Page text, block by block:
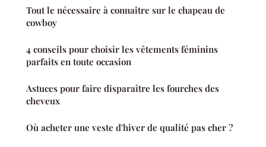
Tout le nécessaire à connaitre sur le chapeau de
cowboy
4 conseils pour choisir les vêtements féminins
parfaits en toute occasion
Astuces pour faire disparaître les fourches des
cheveux
Où acheter une veste d'hiver de qualité pas cher ?